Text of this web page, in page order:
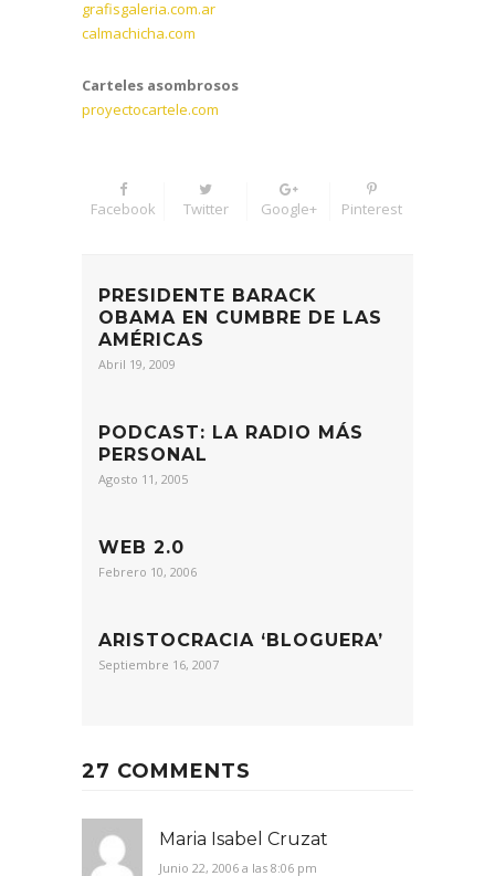
grafisgaleria.com.ar
calmachicha.com
Carteles asombrosos
proyectocartele.com
Facebook Twitter Google+ Pinterest
PRESIDENTE BARACK
OBAMA EN CUMBRE DE LAS
AMÉRICAS
Abril 19, 2009
PODCAST: LA RADIO MÁS
PERSONAL
Agosto 11, 2005
WEB 2.0
Febrero 10, 2006
ARISTOCRACIA ‘BLOGUERA’
Septiembre 16, 2007
27 COMMENTS
Maria Isabel Cruzat
Junio 22, 2006 a las 8:06 pm